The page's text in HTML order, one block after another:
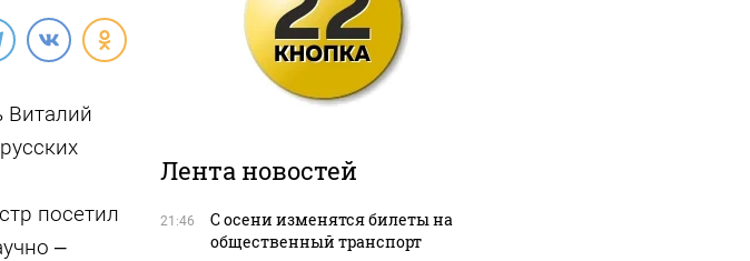
Виталий
посетил
–
Лента новостей
21:46
С осени изменятся билеты на
общественный транспорт